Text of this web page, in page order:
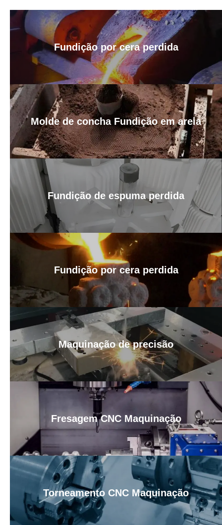
Fundição por cera perdida
Molde de concha Fundição em areia
Fundição de espuma perdida
Fundição por cera perdida
Maquinação de precisão
Fresagem CNC Maquinação
Torneamento CNC Maquinação